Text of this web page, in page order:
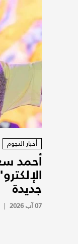
أخبار النجوم
أحمد
جديدة
07 آب 2026 |